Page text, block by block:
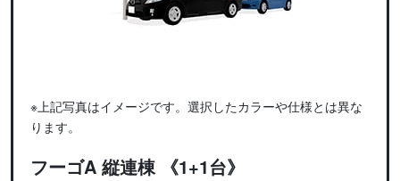
※上記写真はイメージです。選択したカラーや仕様とは異な
ります。
フーゴA 縦連棟 《1+1台》